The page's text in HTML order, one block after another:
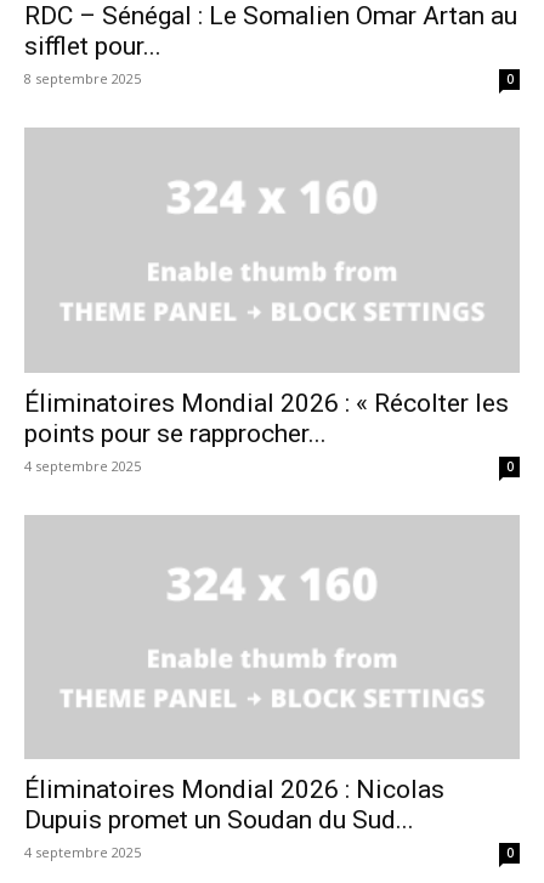
RDC – Sénégal : Le Somalien Omar Artan au
sifflet pour...
8 septembre 2025 0
Éliminatoires Mondial 2026 : « Récolter les
points pour se rapprocher...
4 septembre 2025 0
Éliminatoires Mondial 2026 : Nicolas
Dupuis promet un Soudan du Sud...
4 septembre 2025 0